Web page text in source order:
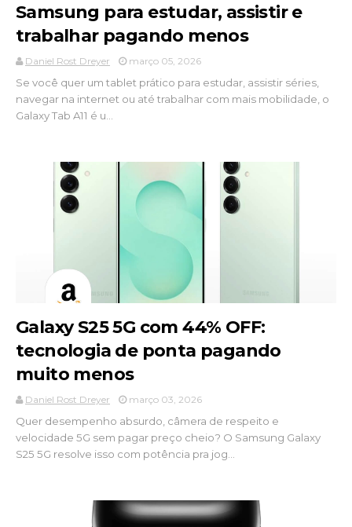
Samsung para estudar, assistir e
trabalhar pagando menos
Daniel Rost Dreyer março 05, 2026
Se você quer um tablet prático para estudar, assistir séries,
navegar na internet ou até trabalhar com mais mobilidade, o
Galaxy Tab A11 é u...
Galaxy S25 5G com 44% OFF:
tecnologia de ponta pagando
muito menos
Daniel Rost Dreyer março 03, 2026
Quer desempenho absurdo, câmera de respeito e
velocidade 5G sem pagar preço cheio? O Samsung Galaxy
S25 5G resolve isso com potência pra jog...